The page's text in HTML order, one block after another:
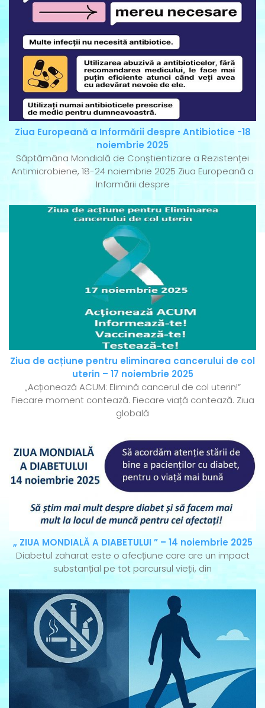
Ziua Europeană a Informării despre Antibiotice -18
noiembrie 2025
Săptămâna Mondială de Conștientizare a Rezistenței
Antimicrobiene, 18-24 noiembrie 2025 Ziua Europeană a
Informării despre
Ziua de acțiune pentru eliminarea cancerului de col
uterin – 17 noiembrie 2025
„Acționează ACUM: Elimină cancerul de col uterin!”
Fiecare moment contează. Fiecare viață contează. Ziua
globală
„ ZIUA MONDIALĂ A DIABETULUI ” – 14 noiembrie 2025
Diabetul zaharat este o afecțiune care are un impact
substanțial pe tot parcursul vieții, din